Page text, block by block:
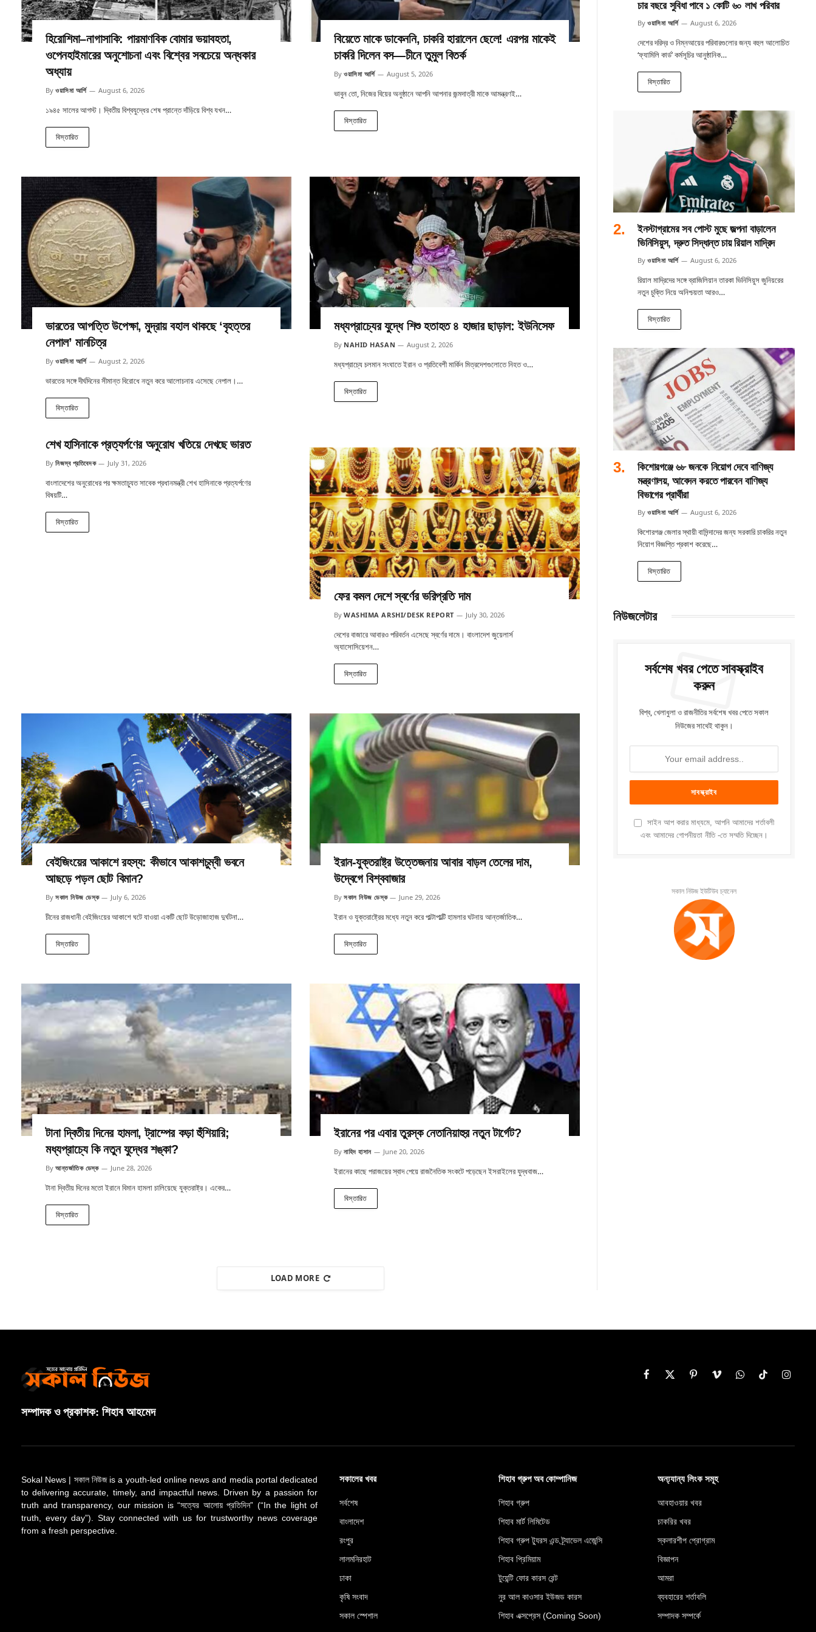
হিরোশিমা–নাগাসাকি: পারমাণবিক বোমার ভয়াবহতা,
ওপেনহাইমারের অনুশোচনা এবং বিশ্বের সবচেয়ে অন্ধকার
অধ্যায়
By ওয়াসিমা আর্শি August 6, 2026
১৯৪৫ সালের আগস্ট। দ্বিতীয় বিশ্বযুদ্ধের শেষ প্রান্তে দাঁড়িয়ে বিশ্ব যখন…
বিস্তারিত
বিয়েতে মাকে ডাকেননি, চাকরি হারালেন ছেলে! এরপর মাকেই
চাকরি দিলেন বস—চীনে তুমুল বিতর্ক
By ওয়াসিমা আর্শি August 5, 2026
ভাবুন তো, নিজের বিয়ের অনুষ্ঠানে আপনি আপনার জন্মদাত্রী মাকে আমন্ত্রণই…
বিস্তারিত
ভারতের আপত্তি উপেক্ষা, মুদ্রায় বহাল থাকছে ‘বৃহত্তর
নেপাল’ মানচিত্র
By ওয়াসিমা আর্শি August 2, 2026
ভারতের সঙ্গে দীর্ঘদিনের সীমান্ত বিরোধে নতুন করে আলোচনায় এসেছে নেপাল।…
বিস্তারিত
মধ্যপ্রাচ্যের যুদ্ধে শিশু হতাহত ৪ হাজার ছাড়াল: ইউনিসেফ
By NAHID HASAN August 2, 2026
মধ্যপ্রাচ্যে চলমান সংঘাতে ইরান ও প্রতিবেশী মার্কিন মিত্রদেশগুলোতে নিহত ও…
বিস্তারিত
শেখ হাসিনাকে প্রত্যর্পণের অনুরোধ খতিয়ে দেখছে ভারত
By নিজস্ব প্রতিবেদক July 31, 2026
বাংলাদেশের অনুরোধের পর ক্ষমতাচ্যুত সাবেক প্রধানমন্ত্রী শেখ হাসিনাকে প্রত্যর্পণের
বিষয়টি…
বিস্তারিত
ফের কমল দেশে স্বর্ণের ভরিপ্রতি দাম
By WASHIMA ARSHI/DESK REPORT July 30, 2026
দেশের বাজারে আবারও পরিবর্তন এসেছে স্বর্ণের দামে। বাংলাদেশ জুয়েলার্স
অ্যাসোসিয়েশন…
বিস্তারিত
বেইজিংয়ের আকাশে রহস্য: কীভাবে আকাশচুম্বী ভবনে
আছড়ে পড়ল ছোট বিমান?
By সকাল নিউজ ডেস্ক July 6, 2026
চীনের রাজধানী বেইজিংয়ের আকাশে ঘটে যাওয়া একটি ছোট উড়োজাহাজ দুর্ঘটনা…
বিস্তারিত
ইরান-যুক্তরাষ্ট্র উত্তেজনায় আবার বাড়ল তেলের দাম,
উদ্বেগে বিশ্ববাজার
By সকাল নিউজ ডেস্ক June 29, 2026
ইরান ও যুক্তরাষ্ট্রের মধ্যে নতুন করে পাল্টাপাল্টি হামলার ঘটনায় আন্তর্জাতিক…
বিস্তারিত
টানা দ্বিতীয় দিনের হামলা, ট্রাম্পের কড়া হুঁশিয়ারি;
মধ্যপ্রাচ্যে কি নতুন যুদ্ধের শঙ্কা?
By আন্তর্জাতিক ডেস্ক June 28, 2026
টানা দ্বিতীয় দিনের মতো ইরানে বিমান হামলা চালিয়েছে যুক্তরাষ্ট্র। একের…
বিস্তারিত
ইরানের পর এবার তুরস্ক নেতানিয়াহুর নতুন টার্গেট?
By নাহিদ হাসান June 20, 2026
ইরানের কাছে পরাজয়ের স্বাদ পেয়ে রাজনৈতিক সংকটে পড়েছেন ইসরাইলের যুদ্ধবাজ…
বিস্তারিত
LOAD MORE
চার বছরে সুবিধা পাবে ১ কোটি ৬০ লাখ পরিবার
By ওয়াসিমা আর্শি August 6, 2026
দেশের দরিদ্র ও নিম্নআয়ের পরিবারগুলোর জন্য বহুল আলোচিত
‘ফ্যামিলি কার্ড’ কর্মসূচির আনুষ্ঠানিক…
বিস্তারিত
ইনস্টাগ্রামের সব পোস্ট মুছে জল্পনা বাড়ালেন
ভিনিসিয়ুস, দ্রুত সিদ্ধান্ত চায় রিয়াল মাদ্রিদ
By ওয়াসিমা আর্শি August 6, 2026
রিয়াল মাদ্রিদের সঙ্গে ব্রাজিলিয়ান তারকা ভিনিসিয়ুস জুনিয়রের
নতুন চুক্তি নিয়ে অনিশ্চয়তা আরও…
বিস্তারিত
কিশোরগঞ্জে ৬৮ জনকে নিয়োগ দেবে বাণিজ্য
মন্ত্রণালয়, আবেদন করতে পারবেন বাণিজ্য
বিভাগের প্রার্থীরা
By ওয়াসিমা আর্শি August 6, 2026
কিশোরগঞ্জ জেলার স্থায়ী বাসিন্দাদের জন্য সরকারি চাকরির নতুন
নিয়োগ বিজ্ঞপ্তি প্রকাশ করেছে…
বিস্তারিত
নিউজলেটার
সর্বশেষ খবর পেতে সাবস্ক্রাইব
করুন
বিশ্ব, খেলাধুলা ও রাজনীতির সর্বশেষ খবর পেতে সকাল
নিউজের সাথেই থাকুন।
সাইন আপ করার মাধ্যমে, আপনি আমাদের শর্তাবলী
এবং আমাদের গোপনীয়তা নীতি -তে সম্মতি দিচ্ছেন।
সকাল নিউজ ইউটিউব চ্যানেল
সম্পাদক ও প্রকাশক: শিহাব আহমেদ
Facebook
X
PinterestVimeoWhatsAppTikTok
Sokal News | সকাল নিউজ is a youth-led online news and media portal dedicated
to delivering accurate, timely, and impactful news. Driven by a passion for
truth and transparency, our mission is “সত্যের আলোয় প্রতিদিন” (“In the light of
truth, every day”). Stay connected with us for trustworthy news coverage
from a fresh perspective.
সকালের খবর
সর্বশেষ
বাংলাদেশ
রংপুর
লালমনিরহাট
ঢাকা
কৃষি সংবাদ
সকাল স্পেশাল
শিহাব গ্রুপ অব কোম্পানিজ
শিহাব গ্রুপ
শিহাব মার্ট লিমিটেড
শিহাব গ্রুপ ট্যুরস এন্ড ট্র্যাভেল এজেন্সি
শিহাব প্রিমিয়াম
টুয়েন্টি ফোর কারস রেন্ট
নুর আল কাওসার ইউজড কারস
শিহাব এক্সপ্রেস (Coming Soon)
অন্য্যান্য লিংক সমূহ
আবহাওয়ার খবর
চাকরির খবর
স্কলারশীপ প্রোগ্রাম
বিজ্ঞাপন
আমরা
ব্যবহারের শর্তাবলি
সম্পাদক সম্পর্কে